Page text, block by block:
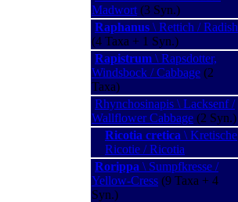
Madwort (3 Syn.)
Raphanus \ Rettich / Radish
(4 Taxa + 1 Syn.)
Rapistrum \ Rapsdotter,
Windsbock / Cabbage (2
Taxa)
Rhynchosinapis \ Lacksenf /
Wallflower Cabbage (2 Syn.)
Ricotia cretica \ Kretische
Ricotie / Ricotia
Rorippa \ Sumpfkresse /
Yellow-Cress (9 Taxa + 4
Syn.)